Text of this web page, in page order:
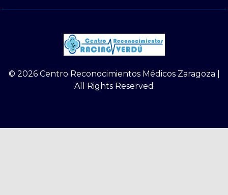
© 2026 Centro Reconocimientos Médicos Zaragoza |
All Rights Reserved